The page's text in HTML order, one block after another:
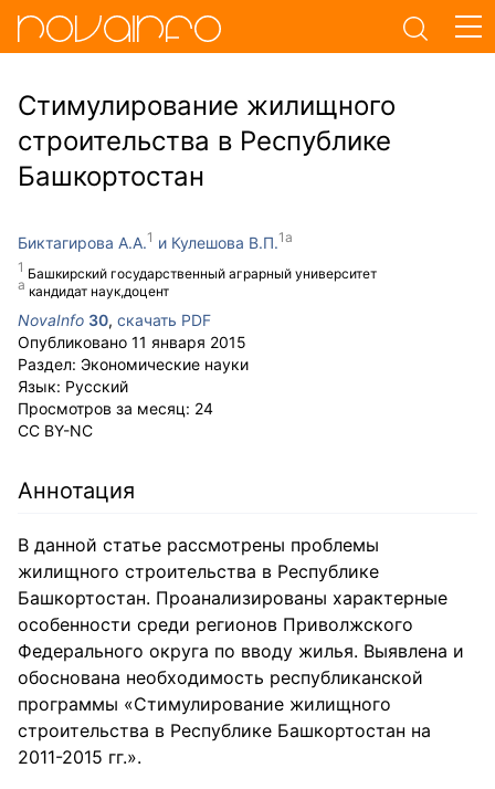
Стимулирование жилищного
строительства в Республике
Башкортостан
Биктагирова А.А.
Башкирский государственный аграрный университет
Кулешова В.П.
кандидат наук,доцент
NovaInfo 30, скачать PDF
Опубликовано 11 января 2015
Раздел: Экономические науки
Язык: Русский
Просмотров за месяц: 24
CC BY-NC
Аннотация
В данной статье рассмотрены проблемы
жилищного строительства в Республике
Башкортостан. Проанализированы характерные
особенности среди регионов Приволжского
Федерального округа по вводу жилья. Выявлена и
обоснована необходимость республиканской
программы «Стимулирование жилищного
строительства в Республике Башкортостан на
2011-2015 гг.».